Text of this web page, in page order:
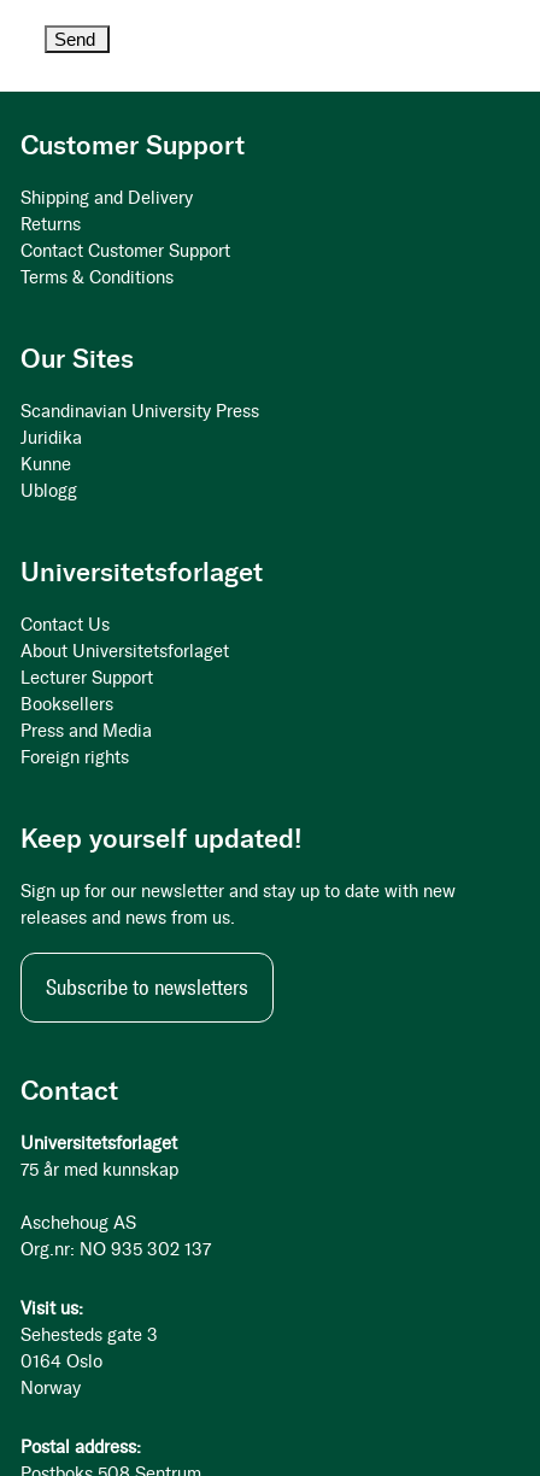
Contact
Universitetsforlaget
75 år med kunnskap
Aschehoug AS
Org.nr: NO 935 302 137
Visit us:
Sehesteds gate 3
0164 Oslo
Norway
Postal address:
Customer Support
Shipping and Delivery
Returns
Contact Customer Support
Terms & Conditions
Our Sites
Scandinavian University Press
Juridika
Kunne
Ublogg
Universitetsforlaget
Contact Us
About Universitetsforlaget
Lecturer Support
Booksellers
Press and Media
Foreign rights
Keep yourself updated!
Sign up for our newsletter and stay up to date with new
releases and news from us.
Subscribe to newsletters